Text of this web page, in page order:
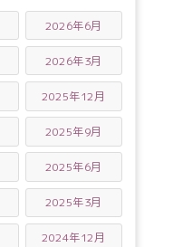
2026年6月
2026年3月
2025年12月
2025年9月
2025年6月
2025年3月
2024年12月